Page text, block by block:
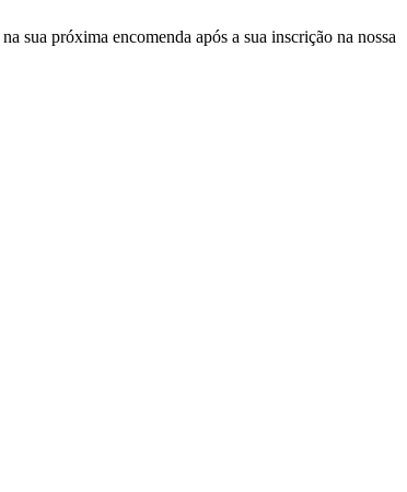
na sua próxima encomenda após a sua inscrição na nossa